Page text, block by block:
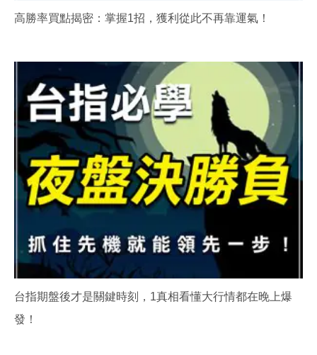
高勝率買點揭密：掌握1招，獲利從此不再靠運氣！
台指期盤後才是關鍵時刻，1真相看懂大行情都在晚上爆
發！